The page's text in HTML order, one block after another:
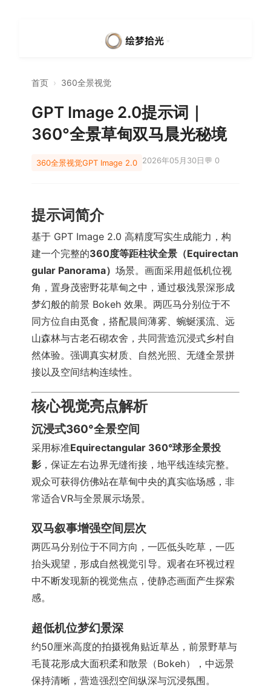
首页 › 360全景视觉
GPT Image 2.0提示词｜
360°全景草甸双马晨光秘境
360全景视觉GPT Image 2.0 2026年05月30日💬 0
提示词简介
基于 GPT Image 2.0 高精度写实生成能力，构
建一个完整的360度等距柱状全景（Equirectan
gular Panorama） 场景。画面采用超低机位视
角，置身茂密野花草甸之中，通过极浅景深形成
梦幻般的前景 Bokeh 效果。两匹马分别位于不
同方位自由觅食，搭配晨间薄雾、蜿蜒溪流、远
山森林与古老石砌农舍，共同营造沉浸式乡村自
然体验。强调真实材质、自然光照、无缝全景拼
接以及空间结构连续性。
核心视觉亮点解析
沉浸式360°全景空间
采用标准Equirectangular 360°球形全景投
影 ，保证左右边界无缝衔接，地平线连续完整。
观众可获得仿佛站在草甸中央的真实临场感，非
常适合VR与全景展示场景。
双马叙事增强空间层次
两匹马分别位于不同方向，一匹低头吃草，一匹
抬头观望，形成自然视觉引导。观者在环视过程
中不断发现新的视觉焦点，使静态画面产生探索
感。
超低机位梦幻景深
约50厘米高度的拍摄视角贴近草丛，前景野草与
毛茛花形成大面积柔和散景（Bokeh），中远景
保持清晰，营造强烈空间纵深与沉浸氛围。